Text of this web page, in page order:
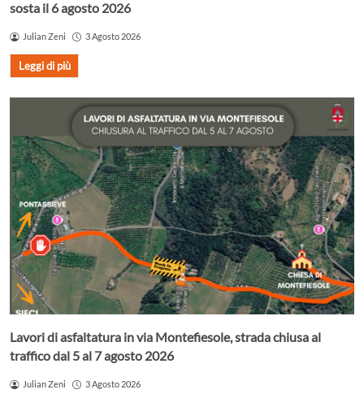
sosta il 6 agosto 2026
Julian Zeni 3 Agosto 2026
Leggi di più
Lavori di asfaltatura in via Montefiesole, strada chiusa al
traffico dal 5 al 7 agosto 2026
Julian Zeni 3 Agosto 2026